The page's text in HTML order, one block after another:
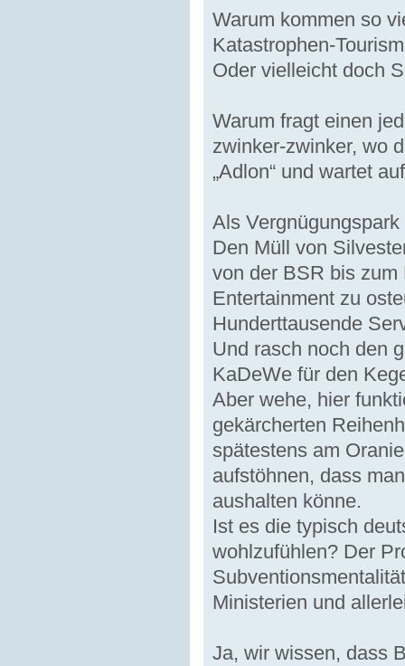
Warum kommen so
Katastrophen-
Oder vielleicht doch
Warum fragt einen
zwinker-zwinker, wo
„Adlon“ und wartet
Als
Den Müll von
von der BSR bis zum
Entertainment zu
Hunderttausende
Und rasch noch den
KaDeWe für den
Aber wehe, hier
gekärcherten
spätestens am
aufstöhnen, dass
aushalten könne.
Ist es die typisch
wohlzufühlen? Der
Ministerien und
Ja, wir wissen, dass